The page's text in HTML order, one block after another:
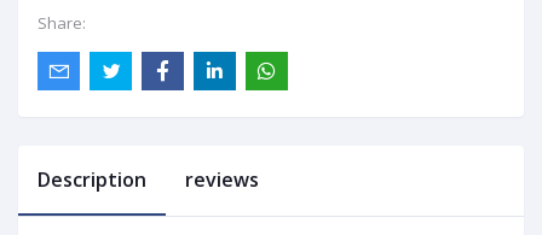
Share:
Description reviews